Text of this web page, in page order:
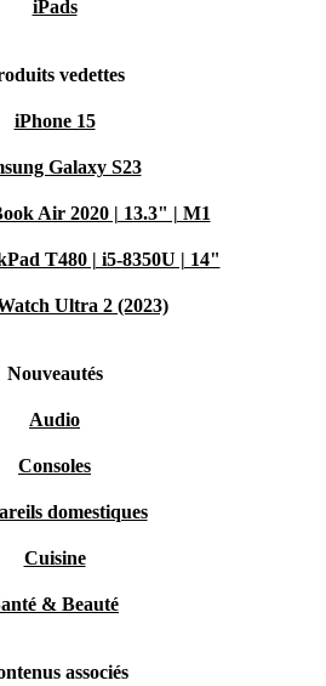
iPads
vedettes
iPhone 15
Galaxy S23
Air 2020 | 13.3" | M1
T480 | i5-8350U | 14"
Ultra 2 (2023)
Nouveautés
Audio
Consoles
domestiques
Cuisine
& Beauté
associés